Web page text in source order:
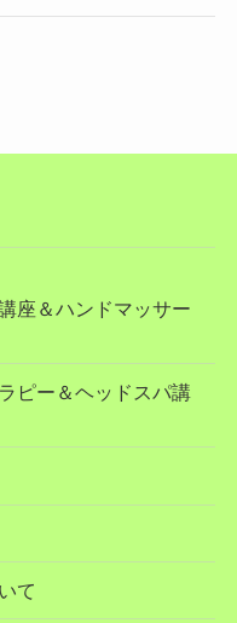
座＆ハンドマッサー
ピー＆ヘッドスパ講
て